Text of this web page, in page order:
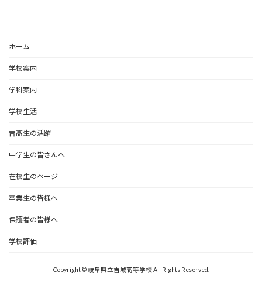
ホーム
学校案内
学科案内
学校生活
吉高生の活躍
中学生の皆さんへ
在校生のページ
卒業生の皆様へ
保護者の皆様へ
学校評価
Copyright © 岐阜県立吉城高等学校 All Rights Reserved.